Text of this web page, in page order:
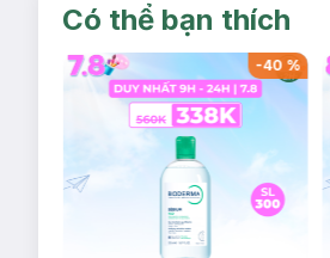
Có thể bạn thích
-40 %